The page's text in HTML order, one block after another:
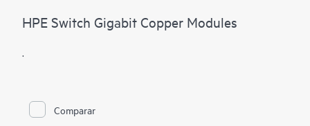
HPE Switch Gigabit Copper Modules
Comparar